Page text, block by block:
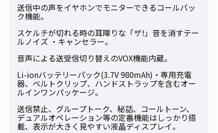
送信中の声をイヤホンでモニターできるコールバッ
ク機能。
スケルチが切れる時の耳障りな「ザ!」音を消すテー
ルノイズ ・キャンセラー。
音声による送受信切り替えのVOX機能内蔵。
Li-ionバッテリーパック(3.7V 980mAh)・専用充電
器、ベルトクリップ、ハンドストラップを含むオー
ルインワンパッケージ。
送信禁止、グループトーク、秘話、コールトーン、
デュアルオペレーション等の定番機能はしっかり搭
載、表示が大きく見やすい液晶ディスプレイ。